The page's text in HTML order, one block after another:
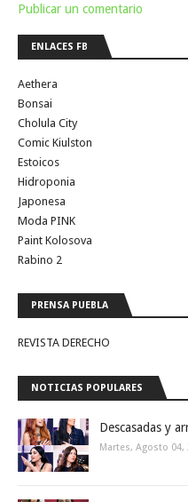
Publicar un comentario
ENLACES FB
Aethera
Bonsai
Cholula City
Comic Kiulston
Estoicos
Hidroponia
Japonesa
Moda PINK
Paint Kolosova
Rabino 2
PRENSA PUEBLA
REVISTA DERECHO
NOTICIAS POPULARES
Descasadas y
Martes, Agosto 04,